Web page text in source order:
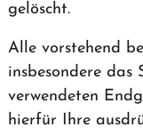
gelöscht.
Alle vorstehend
insbesondere das
verwendeten
hierfür Ihre